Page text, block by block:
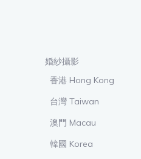
婚紗攝影
香港 Hong Kong
台灣 Taiwan
澳門 Macau
韓國 Korea